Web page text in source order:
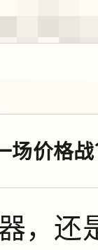
场价格
，还